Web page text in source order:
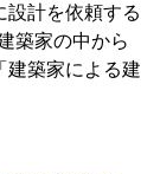
設計を依頼する
築家の中から
建築家による建